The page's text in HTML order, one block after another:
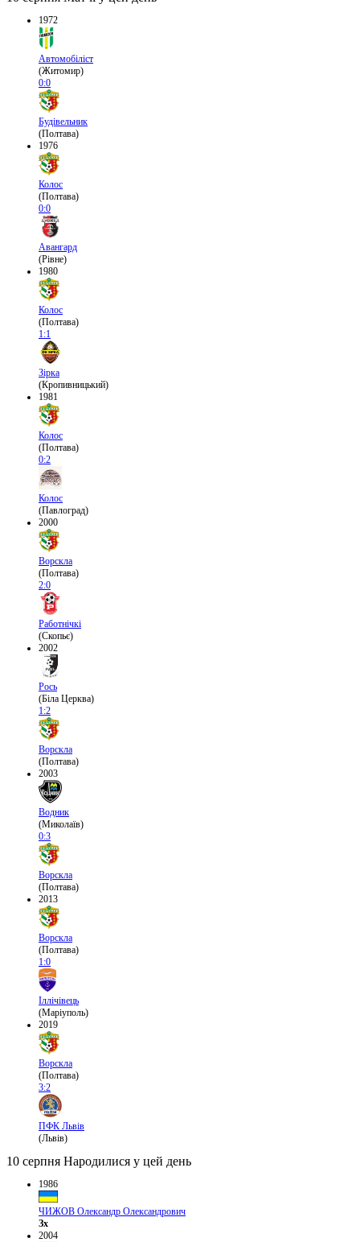
1972
Автомобіліст
(Житомир)
0:0
Будівельник
(Полтава)
1976
Колос
(Полтава)
0:0
Авангард
(Рівне)
1980
Колос
(Полтава)
1:1
Зірка
(Кропивницький)
1981
Колос
(Полтава)
0:2
Колос
(Павлоград)
2000
Ворскла
(Полтава)
2:0
Работнічкі
(Скопьє)
2002
Рось
(Біла Церква)
1:2
Ворскла
(Полтава)
2003
Водник
(Миколаїв)
0:3
Ворскла
(Полтава)
2013
Ворскла
(Полтава)
1:0
Іллічівець
(Маріуполь)
2019
Ворскла
(Полтава)
3:2
ПФК Львів
(Львів)
10 серпня Народилися у цей день
1986
ЧИЖОВ Олександр Олександрович
Зх
2004